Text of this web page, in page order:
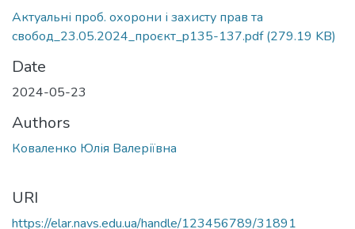
Актуальні проб. охорони і захисту прав та
свобод_23.05.2024_проєкт_p135-137.pdf(279.19 KB)
Date
2024-05-23
Authors
Коваленко Юлія Валеріївна
URI
https://elar.navs.edu.ua/handle/123456789/31891